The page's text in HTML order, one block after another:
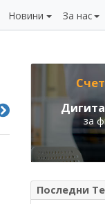
Новини За нас
за
Последни